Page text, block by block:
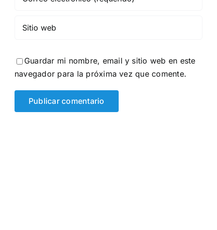
Guardar mi nombre, email y sitio web en este
navegador para la próxima vez que comente.